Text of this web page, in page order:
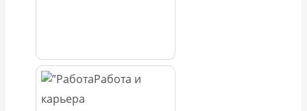
Работа и
карьера